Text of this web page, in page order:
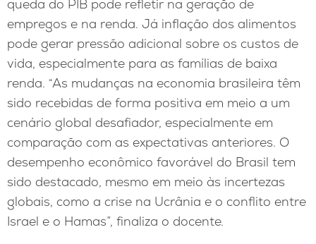
queda do PIB pode refletir na geração de
empregos e na renda. Já inflação dos alimentos
pode gerar pressão adicional sobre os custos de
vida, especialmente para as famílias de baixa
renda. “As mudanças na economia brasileira têm
sido recebidas de forma positiva em meio a um
cenário global desafiador, especialmente em
comparação com as expectativas anteriores. O
desempenho econômico favorável do Brasil tem
sido destacado, mesmo em meio às incertezas
globais, como a crise na Ucrânia e o conflito entre
Israel e o Hamas”, finaliza o docente.